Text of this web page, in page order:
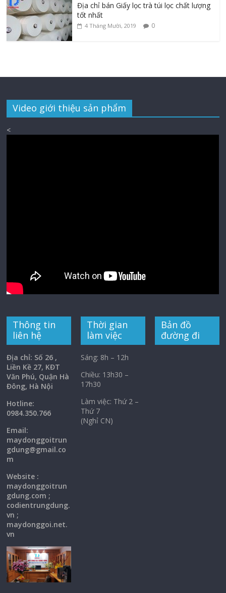
Địa chỉ bán Giấy lọc trà túi lọc chất lượng
tốt nhất
4 Tháng Mười, 2019 0
Video giới thiệu sản phẩm
<
Thông tin
liên hệ
Địa chỉ: Số 26 ,
Liền Kề 27, KĐT
Văn Phú, Quận Hà
Đông, Hà Nội
Hotline:
0984.350.766
Email:
maydonggoitrun
gdung@gmail.co
m
Website :
maydonggoitrun
gdung.com ;
codientrungdung.
vn ;
maydonggoi.net.
vn
Thời gian
làm việc
Sáng: 8h – 12h
Chiều: 13h30 –
17h30
Làm việc: Thứ 2 –
Thứ 7
(Nghỉ CN)
Bản đồ
đường đi